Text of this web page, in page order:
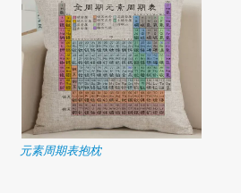
元素周期表抱枕